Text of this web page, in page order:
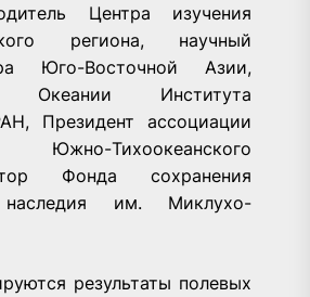
Центра изучения
региона, научный
Юго-Восточной Азии,
Института
Президент ассоциации
Южно-Тихоокеанского
Фонда сохранения
наследия им. Миклухо-
результаты полевых